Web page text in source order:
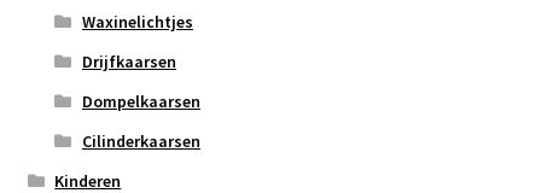
Waxinelichtjes
Drijfkaarsen
Dompelkaarsen
Cilinderkaarsen
Kinderen